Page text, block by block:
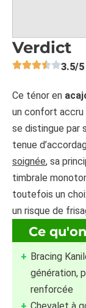
Verdict
3.5/5
Ce ténor en
un confort accru
se distingue par
tenue
soignée, sa
timbrale
toutefois un
un risque de
Ce
Bracing
génération,
renforcée